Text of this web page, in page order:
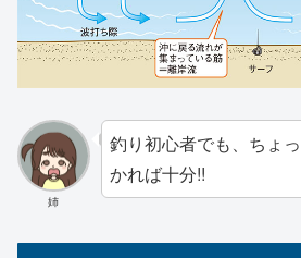
姉
釣り初心者でも、ちょ
かれば十分!!